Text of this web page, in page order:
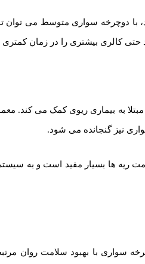
کالری بیشتری را در زمان کمتری
به بیماری ریوی کمک می کند.
نیز گنجانده می شود.
سلامت ریه ها بسیار مفید است و به
سواری با بهبود سلامت روان